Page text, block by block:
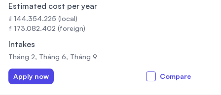
Estimated cost per year
₫ 144.354.225 (local)
₫ 173.082.402 (foreign)
Intakes
Tháng 2, Tháng 6, Tháng 9
Apply now Compare